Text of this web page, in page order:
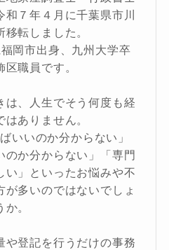
７年４月に千葉県市川
転しました。
岡市出身、九州大学卒
区職員です。
は、人生でそう何度も経
ありません。
いいのか分からない」
のか分からない」「専門
い」といったお悩みや不
多いのではないでしょ
か。
や登記を行うだけの事務